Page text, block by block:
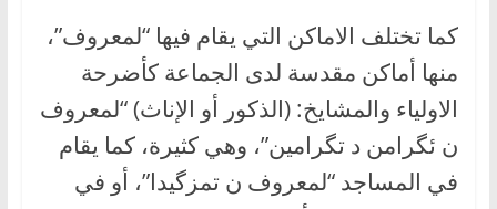
كما تختلف الاماكن التي يقام فيها “لمعروف”،
منها أماكن مقدسة لدى الجماعة كأضرحة
الاولياء والمشايخ: (الذكور أو الإناث) “لمعروف
ن ئگرامن د تگرامين”، وهي كثيرة، كما يقام
في المساجد “لمعروف ن تمزگيدا”، أو في